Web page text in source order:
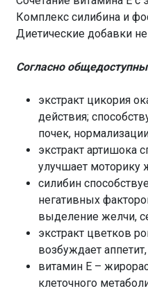
Комплекс силибина и
Диетические добавки
Согласно
экстракт цикория
действия;
почек,
экстракт артишока
улучшает моторику
силибин
негативных
выделение желчи,
экстракт цветков
возбуждает
витамин Е –
клеточного